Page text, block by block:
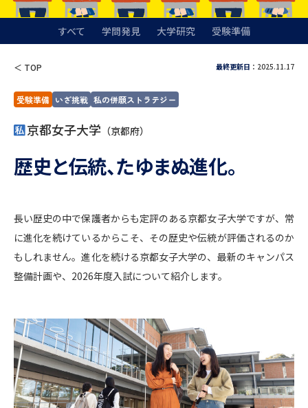
総合型選抜・学校推薦型選抜 募
集要項＆願書
大学入学共通テスト利用選抜の
募集要項＆願書
大学・短大以外の資料から請求
専門学校の資料請求
留学・進学関連、塾・予備校
大学入学共通テスト「受験案
内」の請求
幼稚園教員資格認定試験 小学校教員資格認定試験
高等学校（情報）教員資格認定
試験
大学研究 大学検索
大学で学べる内容や特徴を調べる
すべて 学問発見 大学研究 受験準備
＜ TOP 最終更新日 ：2025.11.17
受験準備 いざ挑戦 私の併願ストラテジー
京都女子大学 （京都府）
歴史と伝統、たゆまぬ進化。
長い歴史の中で保護者からも定評のある京都女子大学ですが、常
に進化を続けているからこそ、その歴史や伝統が評価されるのか
もしれません。進化を続ける京都女子大学の、最新のキャンパス
整備計画や、2026年度入試について紹介します。